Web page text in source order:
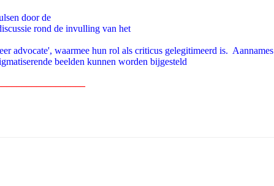
door de
rond de invulling van het
advocate', waarmee hun rol als criticus gelegitimeerd is. Aannames
beelden kunnen worden bijgesteld